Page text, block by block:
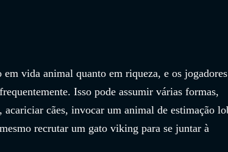
em vida animal quanto em riqueza, e os
Isso pode assumir várias formas,
acariciar cães, invocar um animal de estimação
recrutar um gato viking para se juntar à